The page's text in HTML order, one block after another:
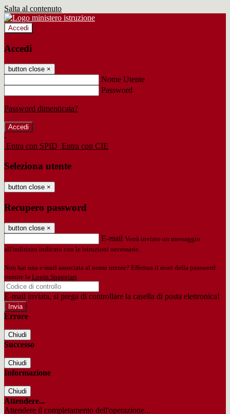
Salta al contenuto
Accedi
Accedi
button close ×
Nome Utente
Password
Password dimenticata?
-
Entra con SPID Entra con CIE
Seleziona utente
button close ×
Recupero password
button close ×
E-mail Verrà inviato un messaggio
all'indirizzo indicato con le istruzioni necessarie.
Non hai una e-mail associata al nome utente? Effettua il reset della password
tramite la Login Spaggiari
E-mail inviata, si prega di controllare la casella di posta elettronica!
Errore
Chiudi
Successo
Chiudi
Informazione
Chiudi
Attendere...
Attendere il completamento dell'operazione...